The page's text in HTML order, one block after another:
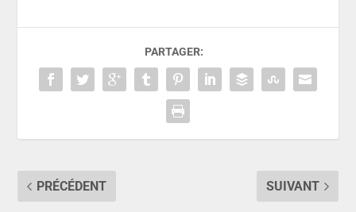
PARTAGER:
PRÉCÉDENT SUIVANT